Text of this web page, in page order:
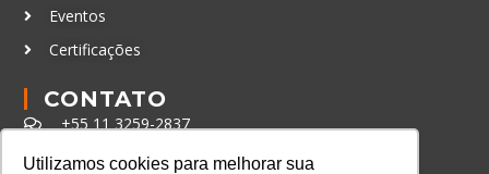
Utilizamos cookies para melhorar sua
Eventos
Certificações
CONTATO
+55 11 3259-2837
+55 11 98924-8322